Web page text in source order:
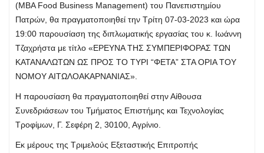
(ΜΒΑ Food Business Management) του Πανεπιστημίου
Πατρών, θα πραγματοποιηθεί την Τρίτη 07-03-2023 και ώρα
19:00 παρουσίαση της διπλωματικής εργασίας του κ. Ιωάννη
Τζαχρήστα με τίτλο «ΕΡΕΥΝΑ ΤΗΣ ΣΥΜΠΕΡΙΦΟΡΑΣ ΤΩΝ
ΚΑΤΑΝΑΛΩΤΩΝ ΩΣ ΠΡΟΣ ΤΟ ΤΥΡΙ “ΦΕΤΑ” ΣΤΑ ΟΡΙΑ ΤΟΥ
ΝΟΜΟΥ ΑΙΤΩΛΟΑΚΑΡΝΑΝΙΑΣ».
Η παρουσίαση θα πραγματοποιηθεί στην Αίθουσα
Συνεδριάσεων του Τμήματος Επιστήμης και Τεχνολογίας
Τροφίμων, Γ. Σεφέρη 2, 30100, Αγρίνιο.
Εκ μέρους της Τριμελούς Εξεταστικής Επιτροπής